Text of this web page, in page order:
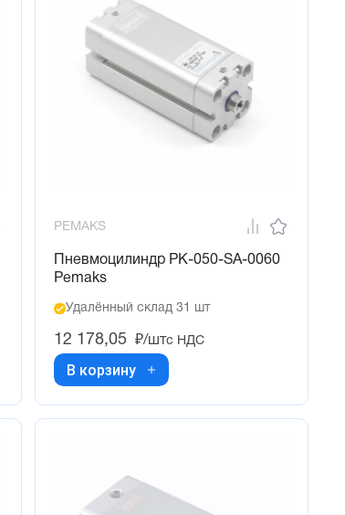
PEMAKS
Пневмоцилиндр PK-050-SA-0060
Pemaks
Удалённый склад 31 шт
12 178,05 ₽/штс НДС
В корзину